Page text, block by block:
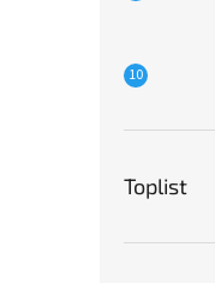
Toplist